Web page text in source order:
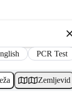
PCR Test
Zemljevid